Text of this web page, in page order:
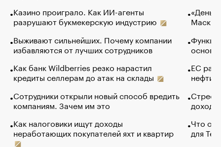
Казино проиграло. Как ИИ-агенты
разрушают букмекерскую индустрию
Выживают сильнейших. Почему компании
избавляются от лучших сотрудников
Как банк Wildberries резко нарастил
кредиты селлерам до атак на склады
Сотрудники открыли новый способ вредить
компаниям. Зачем им это
Как налоговики ищут доходы
неработающих покупателей яхт и квартир
Маск в
основ
ЕС
нефти
Что
для